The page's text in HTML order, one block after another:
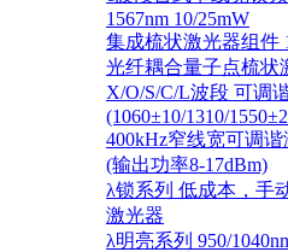
1567nm 10/25mW
集成梳状激光器组件
光纤耦合量子点梳状
X/O/S/C/L波段 可调
(1060±10/1310/
400kHz窄线宽可调
(输出功率8-17dBm)
λ锁系列 低成本，手
激光器
λ明亮系列 950/